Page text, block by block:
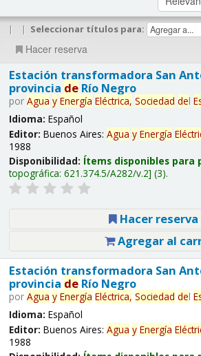
| | Seleccionar títulos para:
Hacer reserva
Estación transformadora San
provincia deRío Negro
por Agua y Energía Eléctrica, Sociedad del
Idioma: Español
Editor: Buenos Aires: Agua y Energía
1988
Disponibilidad: Ítems disponibles para
topográfica: 621.374.5/A282/v.2 (3).
Hacer reserva
Agregar al
Estación transformadora San
provincia deRío Negro
por Agua y Energía Eléctrica, Sociedad del
Idioma: Español
Editor: Buenos Aires: Agua y Energía
1988